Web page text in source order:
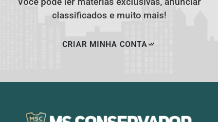
classificados e muito mais!
CRIAR MINHA CONTA